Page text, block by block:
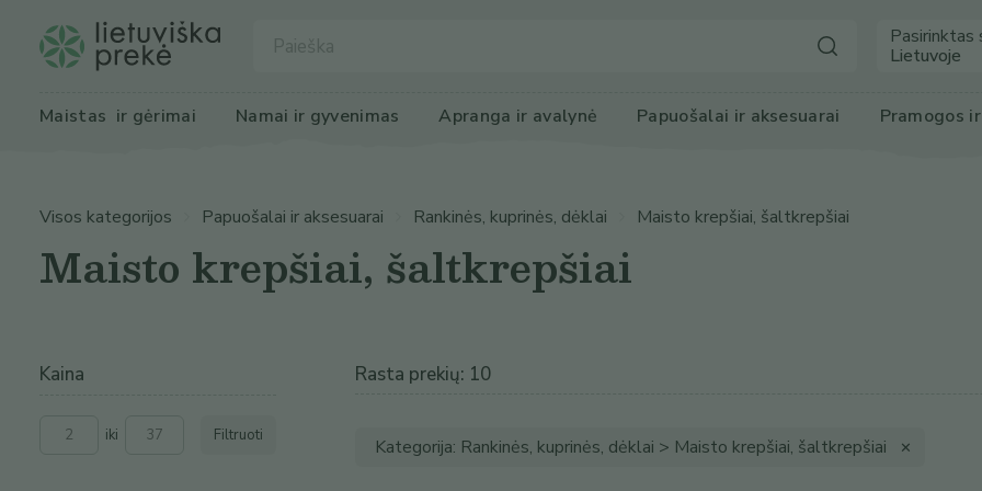
Pasirinktas
Lietuvoje
Maistas ir gėrimai Namai ir gyvenimas Apranga ir avalynė Papuošalai ir aksesuarai Pramogos
Visos kategorijos Papuošalai ir aksesuarai Rankinės, kuprinės, dėklai Maisto krepšiai, šaltkrepšiai
Maisto krepšiai, šaltkrepšiai
Kaina
iki Filtruoti
Rasta prekių: 10
Kategorija: Rankinės, kuprinės, dėklai > Maisto krepšiai, šaltkrepšiai ✕